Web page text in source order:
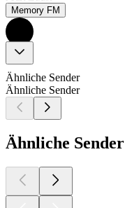
Memory FM
Ähnliche Sender
Ähnliche Sender
Ähnliche Sender